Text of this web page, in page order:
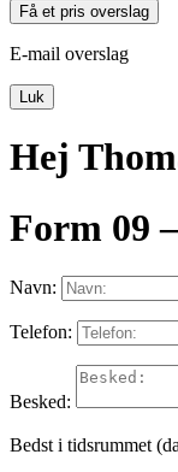
Få et pris overslag
E-mail overslag
Luk
Hej
Form 09
Navn:
Telefon:
Besked:
Bedst i tidsrummet